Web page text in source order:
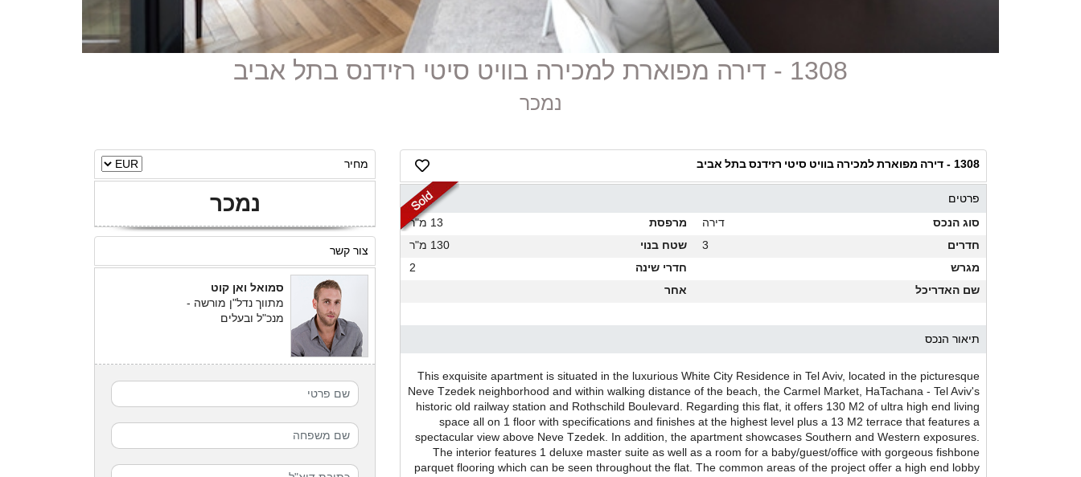
1308 - דירה מפוארת למכירה בוויט סיטי רזידנס בתל אביב
נמכר
1308 - דירה מפוארת למכירה בוויט סיטי רזידנס בתל אביב
פרטים
סוג הנכס
דירה מרפסת
13 מ"ר
חדרים
3 שטח בנוי
130 מ"ר
מגרש
חדרי שינה
2
שם האדריכל
אחר
תיאור הנכס
This exquisite apartment is situated in the luxurious White City Residence in Tel Aviv, located in the picturesque
Neve Tzedek neighborhood and within walking distance of the beach, the Carmel Market, HaTachana - Tel Aviv's
historic old railway station and Rothschild Boulevard. Regarding this flat, it offers 130 M2 of ultra high end living
space all on 1 floor with specifications and finishes at the highest level plus a 13 M2 terrace that features a
spectacular view above Neve Tzedek. In addition, the apartment showcases Southern and Western exposures.
The interior features 1 deluxe master suite as well as a room for a baby/guest/office with gorgeous fishbone
parquet flooring which can be seen throughout the flat. The common areas of the project offer a high end lobby
מחיר
נמכר
צור קשר
סמואל ואן קוט
מתווך נדל"ן מורשה -
מנכ"ל ובעלים